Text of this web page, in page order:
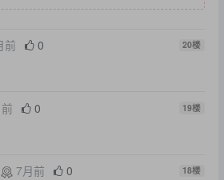
前 0 20楼
0 19楼
7月前 0 18楼